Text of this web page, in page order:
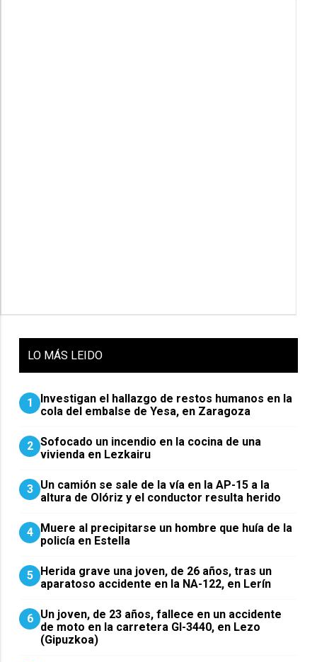
LO MÁS LEIDO
1
Investigan el hallazgo de restos humanos en la
cola del embalse de Yesa, en Zaragoza
2 Sofocado un incendio en la cocina de una
vivienda en Lezkairu
3 Un camión se sale de la vía en la AP-15 a la
altura de Olóriz y el conductor resulta herido
4 Muere al precipitarse un hombre que huía de la
policía en Estella
5 Herida grave una joven, de 26 años, tras un
aparatoso accidente en la NA-122, en Lerín
6 Un joven, de 23 años, fallece en un accidente
de moto en la carretera GI-3440, en Lezo
(Gipuzkoa)